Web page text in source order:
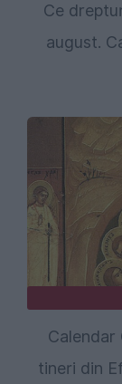
Ce
august.
tineri din